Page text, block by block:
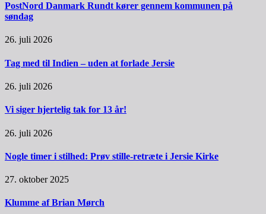
PostNord Danmark Rundt kører gennem kommunen på
søndag
26. juli 2026
Tag med til Indien – uden at forlade Jersie
26. juli 2026
Vi siger hjertelig tak for 13 år!
26. juli 2026
Nogle timer i stilhed: Prøv stille-retræte i Jersie Kirke
27. oktober 2025
Klumme af Brian Mørch